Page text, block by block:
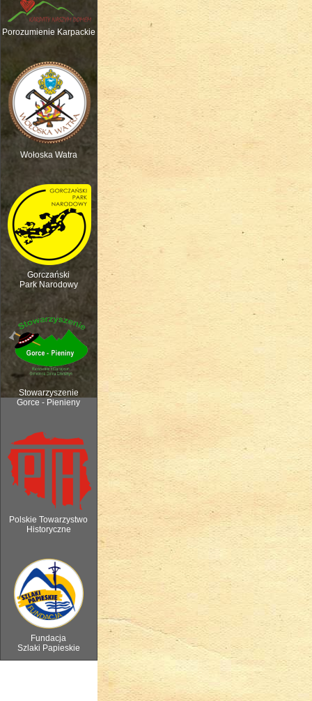
Porozumienie Karpackie
Wołoska Watra
Gorczański
Park Narodowy
Stowarzyszenie
Gorce - Pienieny
Polskie Towarzystwo
Historyczne
Fundacja
Szlaki Papieskie
Nauka gry na tradycyjnych
Polana Kurnytowa - Forendówki 2018
Rozpoczęcie sezonu pasterskiego, 6
6 sierpnia 2018 - Watra w Ochotnicy